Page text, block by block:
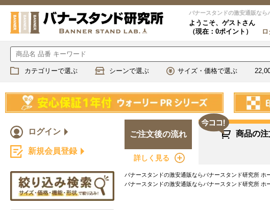
バナースタンドの激安通販なら
ようこそ、 ゲストさん
（現在：0ポイント）
カテゴリーで選ぶ シーンで選ぶ サイズ・価格で選ぶ
ご注文後の流れ 商品の注
詳しく見る
バナースタンドの激安通販ならバナースタンド研究所 ホ
バナースタンドの激安通販ならバナースタンド研究所 ホ
ログイン
新規会員登録